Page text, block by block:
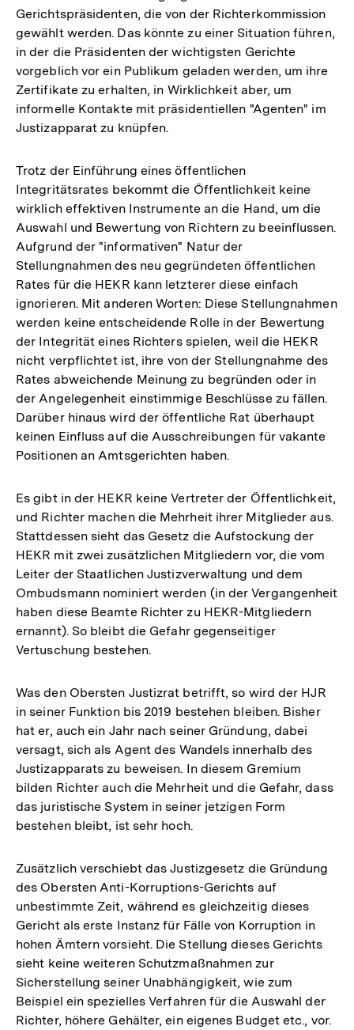
Gerichtspräsidenten, die von der Richterkommission
gewählt werden. Das könnte zu einer Situation führen,
in der die Präsidenten der wichtigsten Gerichte
vorgeblich vor ein Publikum geladen werden, um ihre
Zertifikate zu erhalten, in Wirklichkeit aber, um
informelle Kontakte mit präsidentiellen "Agenten" im
Justizapparat zu knüpfen.
Trotz der Einführung eines öffentlichen
Integritätsrates bekommt die Öffentlichkeit keine
wirklich effektiven Instrumente an die Hand, um die
Auswahl und Bewertung von Richtern zu beeinflussen.
Aufgrund der "informativen" Natur der
Stellungnahmen des neu gegründeten öffentlichen
Rates für die HEKR kann letzterer diese einfach
ignorieren. Mit anderen Worten: Diese Stellungnahmen
werden keine entscheidende Rolle in der Bewertung
der Integrität eines Richters spielen, weil die HEKR
nicht verpflichtet ist, ihre von der Stellungnahme des
Rates abweichende Meinung zu begründen oder in
der Angelegenheit einstimmige Beschlüsse zu fällen.
Darüber hinaus wird der öffentliche Rat überhaupt
keinen Einfluss auf die Ausschreibungen für vakante
Positionen an Amtsgerichten haben.
Es gibt in der HEKR keine Vertreter der Öffentlichkeit,
und Richter machen die Mehrheit ihrer Mitglieder aus.
Stattdessen sieht das Gesetz die Aufstockung der
HEKR mit zwei zusätzlichen Mitgliedern vor, die vom
Leiter der Staatlichen Justizverwaltung und dem
Ombudsmann nominiert werden (in der Vergangenheit
haben diese Beamte Richter zu HEKR-Mitgliedern
ernannt). So bleibt die Gefahr gegenseitiger
Vertuschung bestehen.
Was den Obersten Justizrat betrifft, so wird der HJR
in seiner Funktion bis 2019 bestehen bleiben. Bisher
hat er, auch ein Jahr nach seiner Gründung, dabei
versagt, sich als Agent des Wandels innerhalb des
Justizapparats zu beweisen. In diesem Gremium
bilden Richter auch die Mehrheit und die Gefahr, dass
das juristische System in seiner jetzigen Form
bestehen bleibt, ist sehr hoch.
Zusätzlich verschiebt das Justizgesetz die Gründung
des Obersten Anti-Korruptions-Gerichts auf
unbestimmte Zeit, während es gleichzeitig dieses
Gericht als erste Instanz für Fälle von Korruption in
hohen Ämtern vorsieht. Die Stellung dieses Gerichts
sieht keine weiteren Schutzmaßnahmen zur
Sicherstellung seiner Unabhängigkeit, wie zum
Beispiel ein spezielles Verfahren für die Auswahl der
Richter, höhere Gehälter, ein eigenes Budget etc., vor.